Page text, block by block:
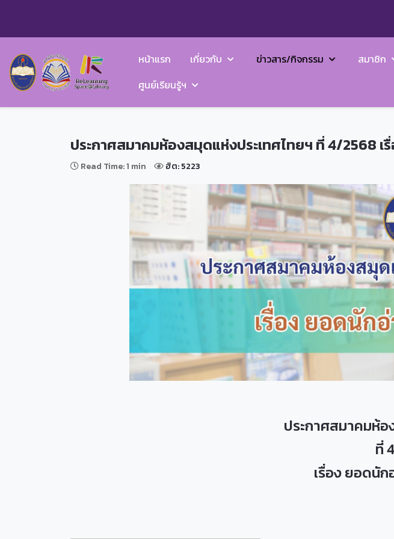
หน้าแรก เกี่ยวกับ ข่าวสาร/กิจกรรม สมาชิก
ศูนย์เรียนรู้ฯ
ประกาศสมาคมห้องสมุดแห่งประเทศไทยฯ ที่ 4/2568 เ
Read Time: 1 min ฮิต: 5223
ประกาศสมาคมห้อ
ที่
เรื่อง ยอดนัก